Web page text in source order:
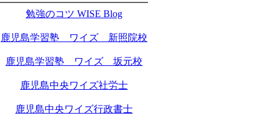
勉強のコツ WISE Blog
鹿児島学習塾 ワイズ 新照院校
鹿児島学習塾 ワイズ 坂元校
鹿児島中央ワイズ社労士
鹿児島中央ワイズ行政書士